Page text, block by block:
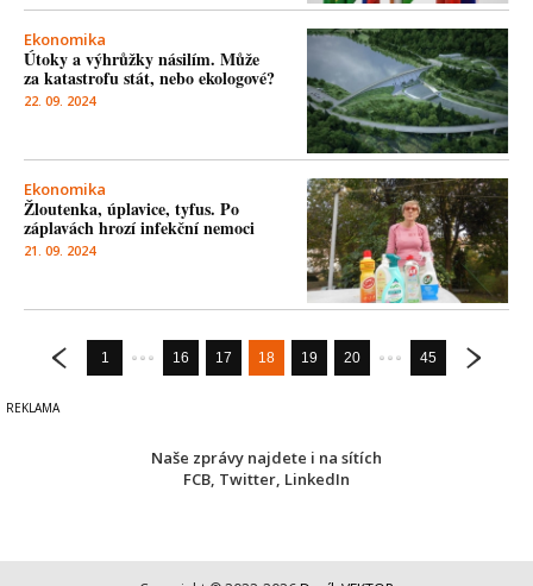
Ekonomika
Útoky a výhrůžky násilím. Může
za katastrofu stát, nebo ekologové?
22. 09. 2024
Ekonomika
Žloutenka, úplavice, tyfus. Po
záplavách hrozí infekční nemoci
21. 09. 2024
1 16 17 18 19 20 45
Naše zprávy najdete i na sítích
FCB, Twitter, LinkedIn